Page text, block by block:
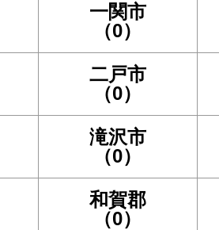
一関市
（0）
二戸市
（0）
滝沢市
（0）
和賀郡
（0）